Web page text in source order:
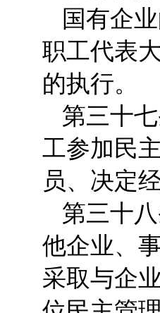
国有企
职工代表
的执行。
第三十
工参加民
员、决定
第三十
他企业、
采取与企